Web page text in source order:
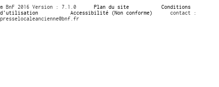
© BnF 2016 Version : 7.1.0 Plan du site
Conditions
d’utilisation
Accessibilité (Non conforme)
contact :
presselocaleancienne@bnf.fr